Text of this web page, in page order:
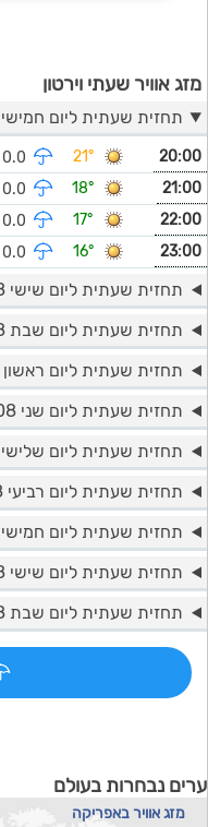
מזג אוויר שעתי וירטון
תחזית שעתית ליום חמישי 06/08
20:00
21°
21:00
18°
22:00
17°
23:00
16°
תחזית שעתית ליום שישי 07/08
תחזית שעתית ליום שבת 08/08
תחזית שעתית ליום ראשון 09/08
תחזית שעתית ליום שני 10/08
תחזית שעתית ליום שלישי 11/08
תחזית שעתית ליום רביעי 12/08
תחזית שעתית ליום חמישי 13/08
תחזית שעתית ליום שישי 14/08
תחזית שעתית ליום שבת 15/08
ערים נבחרות בעולם
מזג אוויר באפריקה